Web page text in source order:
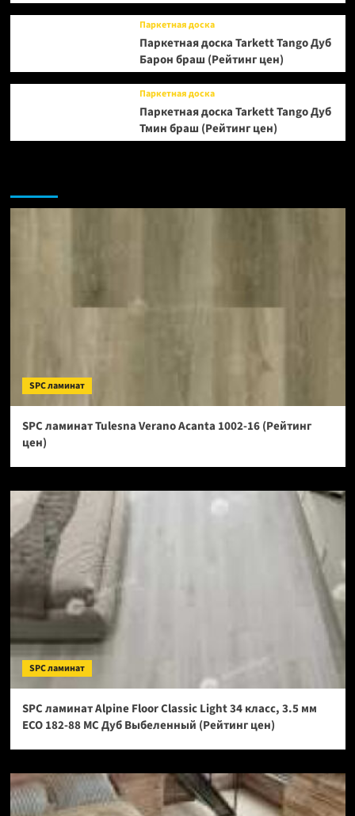
Паркетная доска
Паркетная доска Tarkett Tango Дуб
Барон браш (Рейтинг цен)
Паркетная доска
Паркетная доска Tarkett Tango Дуб
Тмин браш (Рейтинг цен)
SPC ламинат
SPC ламинат Tulesna Verano Acanta 1002-16 (Рейтинг
цен)
SPC ламинат
SPC ламинат Alpine Floor Classic Light 34 класс, 3.5 мм
ECO 182-88 МС Дуб Выбеленный (Рейтинг цен)